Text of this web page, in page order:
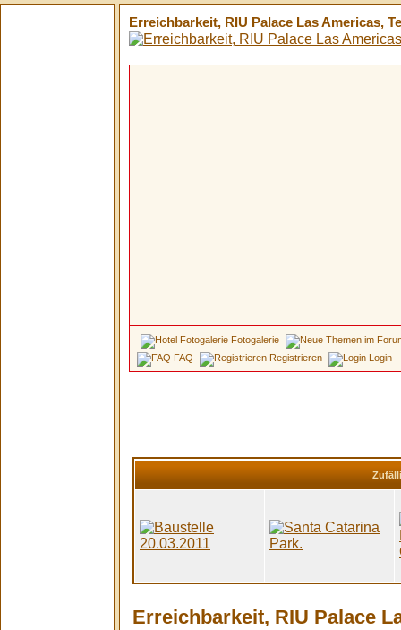
Erreichbarkeit, RIU Palace Las Americas,
Fotogalerie
FAQ
Registrieren Login
Erreichbarkeit, RIU Palace